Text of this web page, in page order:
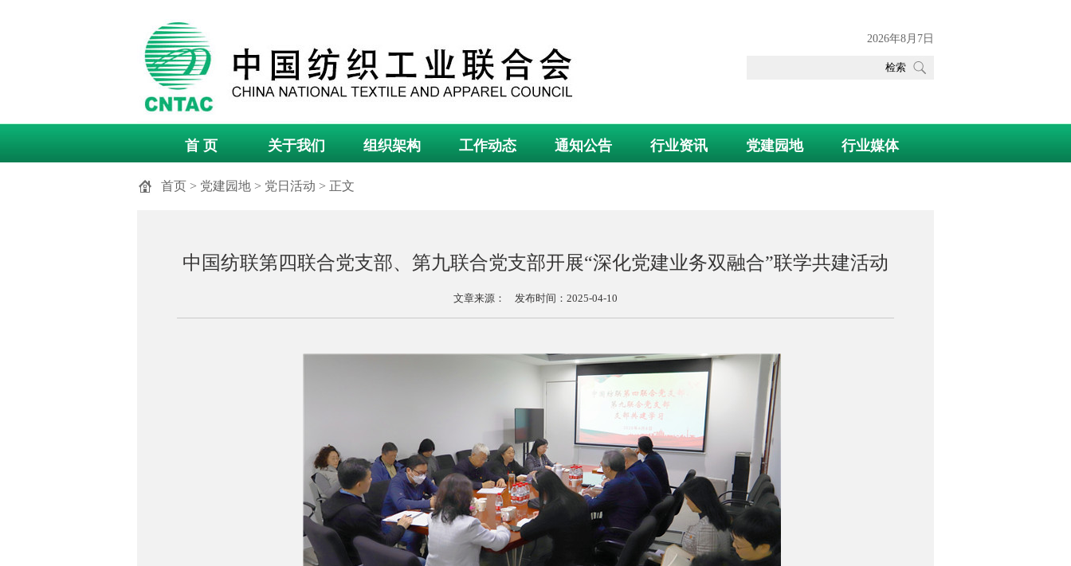
2026年8月7日
首 页 关于我们 组织架构 工作动态 通知公告 行业资讯 党建园地 行业媒体
首页 > 党建园地 > 党日活动 > 正文
中国纺联第四联合党支部、第九联合党支部开展“深化党建业务双融合”联学共建活动
文章来源： 发布时间：2025-04-10